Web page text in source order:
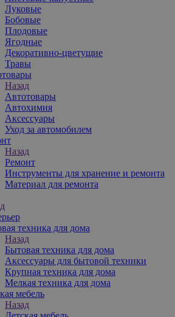
Луковые
Бобовые
Плодовые
Ягодные
Декоративно-цветущие
Травы
Назад
Автотовары
Автохимия
Аксессуары
Уход за автомобилем
Назад
Ремонт
Инструменты для хранение и ремонта
Материал для ремонта
техника для дома
Назад
Бытовая техника для дома
Аксессуары для бытовой техники
Крупная техника для дома
Мелкая техника для дома
мебель
Назад